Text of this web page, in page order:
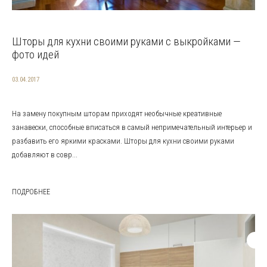
Шторы для кухни своими руками с выкройками —
фото идей
03.04.2017
На замену покупным шторам приходят необычные креативные
занавески, способные вписаться в самый непримечательный интерьер и
разбавить его яркими красками. Шторы для кухни своими руками
добавляют в совр...
ПОДРОБНЕЕ